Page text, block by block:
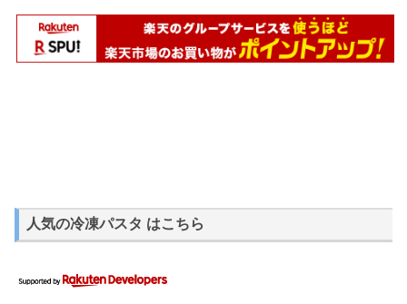
人気の冷凍パスタ はこちら